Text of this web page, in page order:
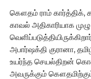
கௌதம் ராம் கார்த்திக்,
காவல் அதிகாரியாக
அபார்ஷக்தி குரானா,
உயர்ந்த செயல்திறன்
அவருக்கும்